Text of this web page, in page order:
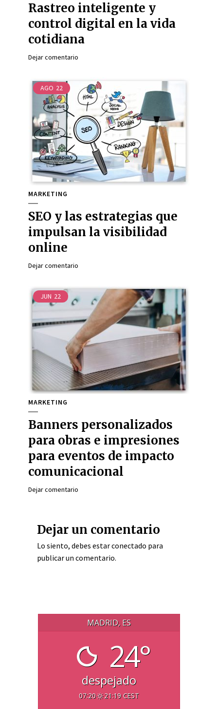
Rastreo inteligente y
control digital en la vida
cotidiana
Dejar comentario
AGO 22
MARKETING
SEO y las estrategias que
impulsan la visibilidad
online
Dejar comentario
JUN 22
MARKETING
Banners personalizados
para obras e impresiones
para eventos de impacto
comunicacional
Dejar comentario
Dejar un comentario
Lo siento, debes estarconectado para
publicar un comentario.
MADRID, ES
24°
despejado
07:20 21:19 CEST